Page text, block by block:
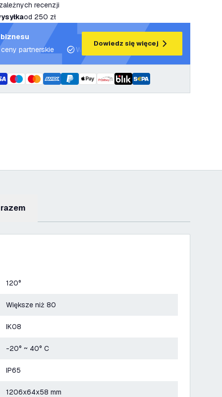
recenzji
od 250 zł
partnerskie
Wsparcie projektowe i plany oświetleniowe
Dowiedz się więcej
120°
Większe niż 80
IK08
-20° ~ 40° C
IP65
1206x64x58 mm